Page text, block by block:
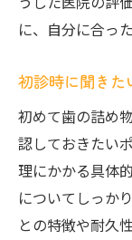
に、自分に合っ
初診時に聞きた
初めて歯の詰め
認しておきたい
理にかかる具体
についてしっか
との特徴や耐久